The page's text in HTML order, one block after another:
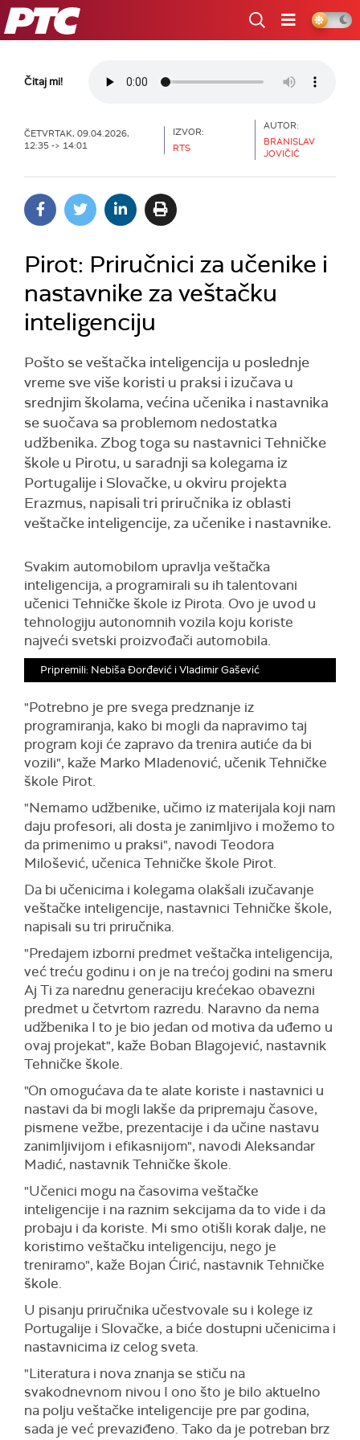
RTS
Čitaj mi!
ČETVRTAK, 09.04.2026,
12:35 -> 14:01
IZVOR:
RTS
AUTOR:
BRANISLAV
JOVIČIĆ
Pirot: Priručnici za učenike i
nastavnike za veštačku
inteligenciju
Pošto se veštačka inteligencija u poslednje
vreme sve više koristi u praksi i izučava u
srednjim školama, većina učenika i nastavnika
se suočava sa problemom nedostatka
udžbenika. Zbog toga su nastavnici Tehničke
škole u Pirotu, u saradnji sa kolegama iz
Portugalije i Slovačke, u okviru projekta
Erazmus, napisali tri priručnika iz oblasti
veštačke inteligencije, za učenike i nastavnike.
Svakim automobilom upravlja veštačka
inteligencija, a programirali su ih talentovani
učenici Tehničke škole iz Pirota. Ovo je uvod u
tehnologiju autonomnih vozila koju koriste
najveći svetski proizvođači automobila.
Pripremili: Nebiša Đorđević i Vladimir Gašević
"Potrebno je pre svega predznanje iz
programiranja, kako bi mogli da napravimo taj
program koji će zapravo da trenira autiće da bi
vozili", kaže Marko Mladenović, učenik Tehničke
škole Pirot.
"Nemamo udžbenike, učimo iz materijala koji nam
daju profesori, ali dosta je zanimljivo i možemo to
da primenimo u praksi", navodi Teodora
Milošević, učenica Tehničke škole Pirot.
Da bi učenicima i kolegama olakšali izučavanje
veštačke inteligencije, nastavnici Tehničke škole,
napisali su tri priručnika.
"Predajem izborni predmet veštačka inteligencija,
već treću godinu i on je na trećoj godini na smeru
Aj Ti za narednu generaciju krećekao obavezni
predmet u četvrtom razredu. Naravno da nema
udžbenika I to je bio jedan od motiva da uđemo u
ovaj projekat", kaže Boban Blagojević, nastavnik
Tehničke škole.
"On omogućava da te alate koriste i nastavnici u
nastavi da bi mogli lakše da pripremaju časove,
pismene vežbe, prezentacije i da učine nastavu
zanimljivijom i efikasnijom", navodi Aleksandar
Madić, nastavnik Tehničke škole.
"Učenici mogu na časovima veštačke
inteligencije i na raznim sekcijama da to vide i da
probaju i da koriste. Mi smo otišli korak dalje, ne
koristimo veštačku inteligenciju, nego je
treniramo", kaže Bojan Ćirić, nastavnik Tehničke
škole.
U pisanju priručnika učestvovale su i kolege iz
Portugalije i Slovačke, a biće dostupni učenicima i
nastavnicima iz celog sveta.
"Literatura i nova znanja se stiču na
svakodnevnom nivou I ono što je bilo aktuelno
na polju veštačke inteligencije pre par godina,
sada je već prevaziđeno. Tako da je potreban brz